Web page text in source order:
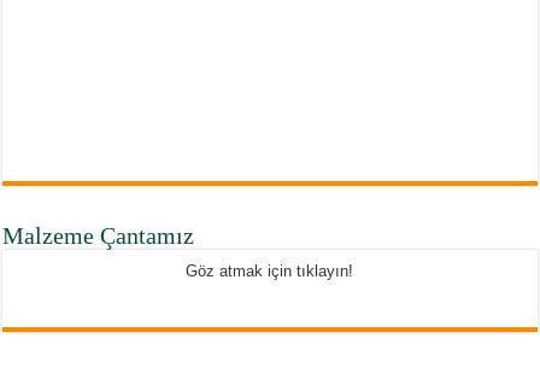
Malzeme Çantamız
Göz atmak için tıklayın!